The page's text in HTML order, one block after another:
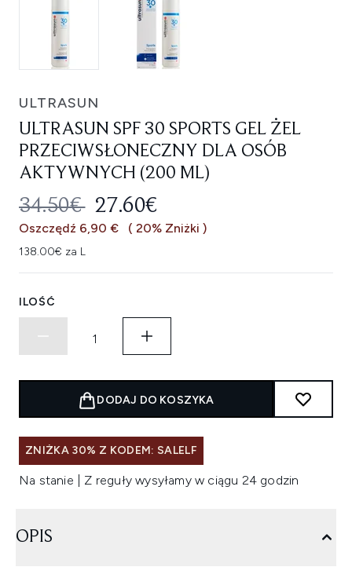
ULTRASUN
ULTRASUN SPF 30 SPORTS GEL ŻEL
PRZECIWSŁONECZNY DLA OSÓB
AKTYWNYCH (200 ML)
SUGEROWANA CENA
34.50€ AKTUALNA CENA:
27.60€
Oszczędź 6,90 € ( 20% Zniżki )
138.00€ za L
ILOŚĆ
DODAJ DO KOSZYKA
ZNIŻKA 30% Z KODEM: SALELF
Na stanie | Z reguły wysyłamy w ciągu 24 godzin
OPIS